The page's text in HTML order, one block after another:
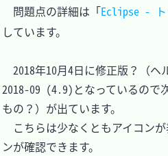
問題点の詳細は「Eclipse - ト
しています。
2018年10月4日に修正版？（ヘ
2018-09 (4.9)となっているので
もの？）が出ています。
こちらは少なくともアイコン
ンが確認できます。